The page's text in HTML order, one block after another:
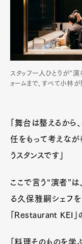
スタッフ一人ひとりが“
ォームまで、すべて小林が
「舞台は整えるか
任をもって考えなが
うスタンスです」
ここで言う“演者”は
る久保雅嗣シェフ
「Restaurant KEI
「料理そのものを学